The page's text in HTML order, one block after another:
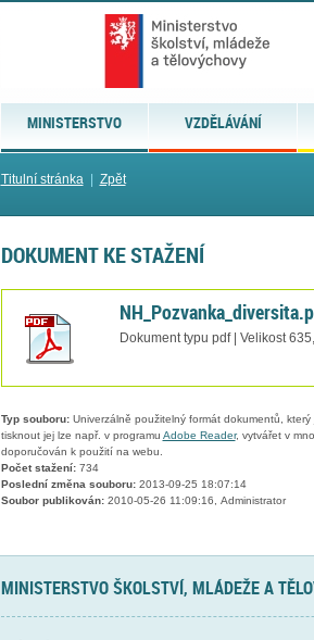
MINISTERSTVO VZDĚLÁVÁNÍ
Titulní stránka| Zpět
DOKUMENT KE STAŽENÍ
Dokument typu pdf | Velikost
Typ souboru:Univerzálně použitelný formát dokumentů,
tisknout jej lze např. v programu Adobe Reader, vytvářet v
doporučován k použití na webu.
Počet stažení:734
Poslední změna souboru:2013-09-25 18:07:14
Soubor publikován:2010-05-26 11:09:16, Administrator
MINISTERSTVO ŠKOLSTVÍ, MLÁDEŽE A